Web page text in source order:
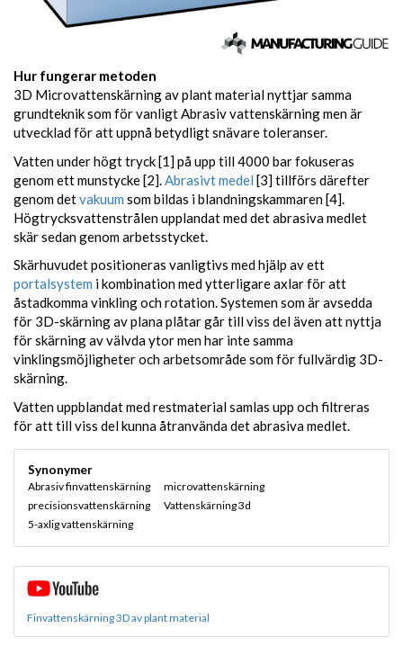
Hur fungerar metoden
3D Microvattenskärning av plant material nyttjar samma
grundteknik som för vanligt Abrasiv vattenskärning men är
utvecklad för att uppnå betydligt snävare toleranser.
Vatten under högt tryck [1] på upp till 4000 bar fokuseras
genom ett munstycke [2].Abrasivt medel [3] tillförs därefter
genom detvakuum som bildas i blandningskammaren [4].
Högtrycksvattenstrålen upplandat med det abrasiva medlet
skär sedan genom arbetsstycket.
Skärhuvudet positioneras vanligtivs med hjälp av ett
portalsystem i kombination med ytterligare axlar för att
åstadkomma vinkling och rotation. Systemen som är avsedda
för 3D-skärning av plana plåtar går till viss del även att nyttja
för skärning av välvda ytor men har inte samma
vinklingsmöjligheter och arbetsområde som för fullvärdig 3D-
skärning.
Vatten uppblandat med restmaterial samlas upp och filtreras
för att till viss del kunna åtranvända det abrasiva medlet.
Synonymer
Abrasiv finvattenskärning
microvattenskärning
precisionsvattenskärning
Vattenskärning 3d
5-axlig vattenskärning
Finvattenskärning 3D av plant material